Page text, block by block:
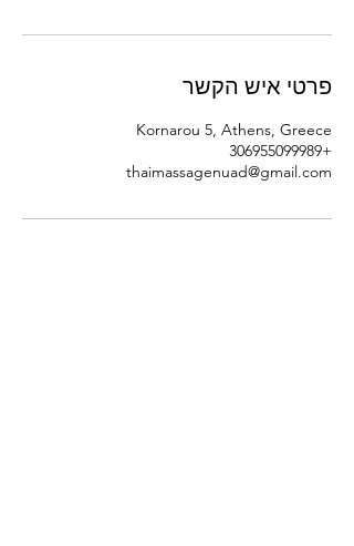
פרטי איש הקשר
Kornarou 5, Athens, Greece
+306955099989
thaimassagenuad@gmail.com